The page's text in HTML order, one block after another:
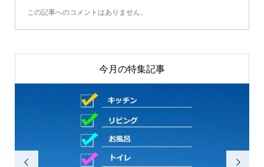
この記事へのコメントはありません。
今月の特集記事
 